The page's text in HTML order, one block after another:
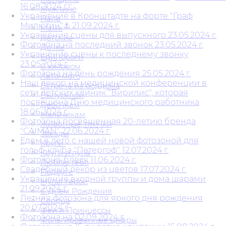
Мужчине
Папе
Маме
Детские
Дочке
Единороги
С юмором
Авто-мото
Встреча из роддома
Выпускной
Девочкам
Мальчикам
Животные, птички
Звезды
Круги
Круги и луна
Люблю тебя
Подруге
Мульт герои
С Днем Рождения
Сердца
Феи и Принцессы
Фольгированные цифры
16.08.2024 г.г.
Украшение в Кронштадте на форте "Граф
Милютин"⚓ 21.09.2024 г.
Украшение сцены для выпускного 23.05.2024 г.
Фотозона на последний звонок 23.05.2024 г.
Украшение сцены к последнему звонку
23.05.2024 г.
Фотозона на день рождения 25.05.2024 г.
Наш декор на медицинской конференции в
сети детских клиник "Вирилис", которая
посвещена Дню медицинского работника
18.06.2024 г.
Фотозона посвященная 20-летию бренда
"CAIMAN" 22.06.2024 г.
Едем в лето с нашей новой фотозоной для
гольф-клуба "Петергоф" 12.07.2024 г.
Фотозона-блеск 11.06.2024 г.
Свадебный декор из цветов 17.07.2024 г.
Украшение входной группы и дома шарами
21.09.2024 г.
Летняя фотозона для яркого дня рождения
20.07.2024 г.
Фотозона на 02.09.2024 г.